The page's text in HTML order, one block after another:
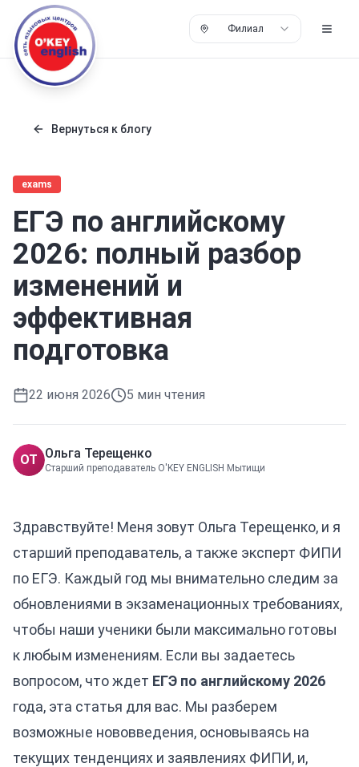
Филиал
Вернуться к блогу
exams
ЕГЭ по английскому
2026: полный разбор
изменений и
эффективная
подготовка
22 июня 2026 5 мин чтения
ОТ Ольга Терещенко
Старший преподаватель O'KEY ENGLISH Мытищи
Здравствуйте! Меня зовут Ольга Терещенко, и я
старший преподаватель, а также эксперт ФИПИ
по ЕГЭ. Каждый год мы внимательно следим за
обновлениями в экзаменационных требованиях,
чтобы наши ученики были максимально готовы
к любым изменениям. Если вы задаетесь
вопросом, что ждет ЕГЭ по английскому 2026
года, эта статья для вас. Мы разберем
возможные нововведения, основываясь на
текущих тенденциях и заявлениях ФИПИ, и,